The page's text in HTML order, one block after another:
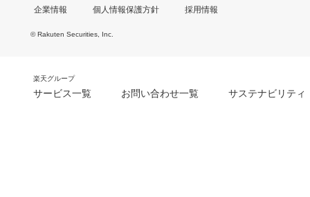
企業情報 個人情報保護方針 採用情報
© Rakuten Securities, Inc.
楽天グループ
サービス一覧 お問い合わせ一覧 サステナビリティ